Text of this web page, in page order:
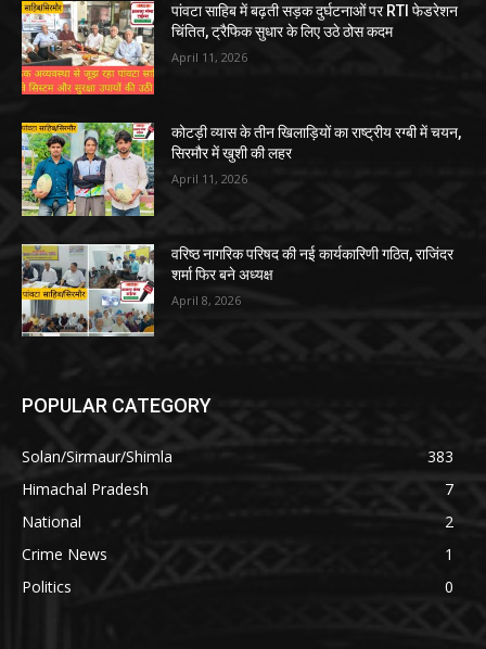
पांवटा साहिब में बढ़ती सड़क दुर्घटनाओं पर RTI फेडरेशन
चिंतित, ट्रैफिक सुधार के लिए उठे ठोस कदम
April 11, 2026
कोटड़ी व्यास के तीन खिलाड़ियों का राष्ट्रीय रग्बी में चयन,
सिरमौर में खुशी की लहर
April 11, 2026
वरिष्ठ नागरिक परिषद की नई कार्यकारिणी गठित, राजिंदर
शर्मा फिर बने अध्यक्ष
April 8, 2026
POPULAR CATEGORY
Solan/Sirmaur/Shimla
383
Himachal Pradesh
7
National
2
Crime News
1
Politics
0